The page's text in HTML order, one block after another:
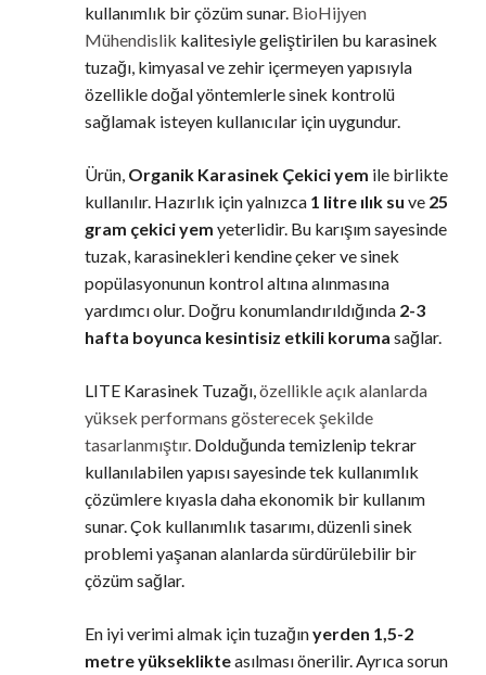
kullanımlık bir çözüm sunar. BioHijyen
Mühendislik kalitesiyle geliştirilen bu karasinek
tuzağı, kimyasal ve zehir içermeyen yapısıyla
özellikle doğal yöntemlerle sinek kontrolü
sağlamak isteyen kullanıcılar için uygundur.
Ürün, Organik Karasinek Çekici yem ile birlikte
kullanılır. Hazırlık için yalnızca 1 litre ılık su ve 25
gram çekici yem yeterlidir. Bu karışım sayesinde
tuzak, karasinekleri kendine çeker ve sinek
popülasyonunun kontrol altına alınmasına
yardımcı olur. Doğru konumlandırıldığında 2-3
hafta boyunca kesintisiz etkili koruma sağlar.
LITE Karasinek Tuzağı, özellikle açık alanlarda
yüksek performans gösterecek şekilde
tasarlanmıştır. Dolduğunda temizlenip tekrar
kullanılabilen yapısı sayesinde tek kullanımlık
çözümlere kıyasla daha ekonomik bir kullanım
sunar. Çok kullanımlık tasarımı, düzenli sinek
problemi yaşanan alanlarda sürdürülebilir bir
çözüm sağlar.
En iyi verimi almak için tuzağınyerden 1,5-2
metre yükseklikteasılması önerilir. Ayrıca sorun